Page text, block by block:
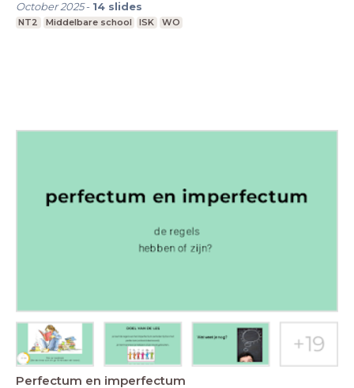
October 2025- 14 slides
NT2 Middelbare school ISK WO
Perfectum en imperfectum